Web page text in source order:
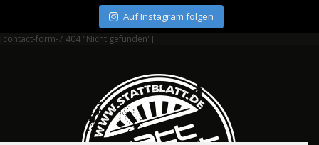
Auf Instagram folgen
[contact-form-7 404 "Nicht gefunden"]